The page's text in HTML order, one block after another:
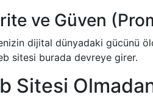
ve Güven
dijital dünyadaki gücünü
sitesi burada devreye girer.
Sitesi